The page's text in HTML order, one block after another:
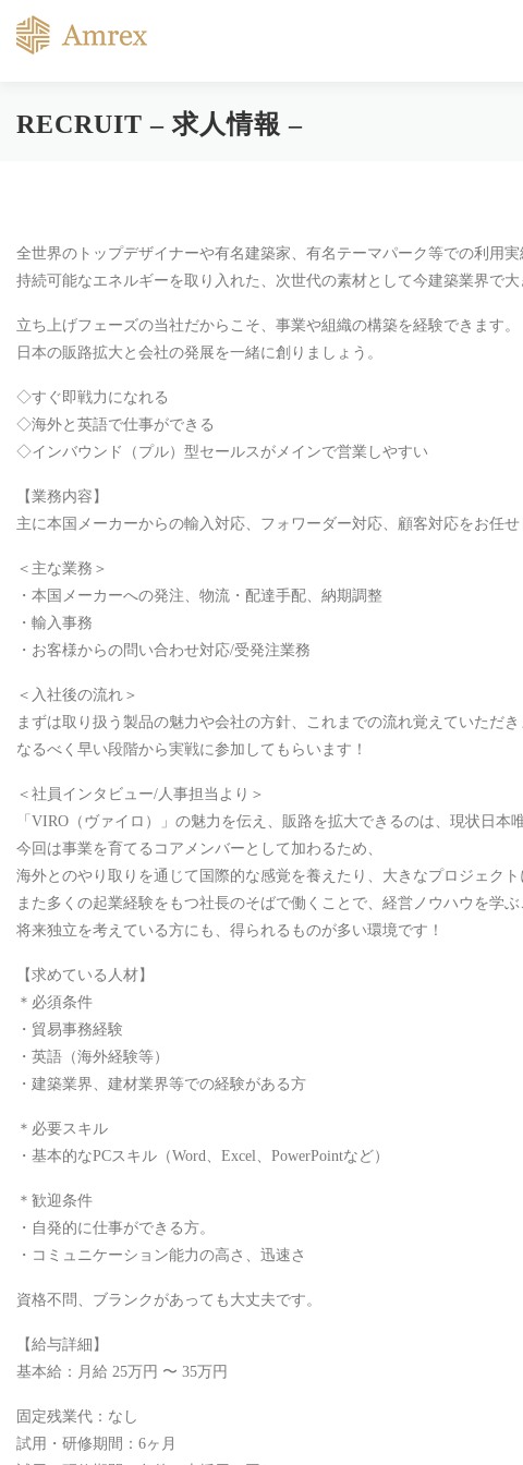
RECRUIT – 求人情報 –
全世界のトップデザイナーや有名建築家、有名テーマパーク等での利用
持続可能なエネルギーを取り入れた、次世代の素材として今建築業界で大
立ち上げフェーズの当社だからこそ、事業や組織の構築を経験できます。
日本の販路拡大と会社の発展を一緒に創りましょう。
◇すぐ即戦力になれる
◇海外と英語で仕事ができる
◇インバウンド（プル）型セールスがメインで営業しやすい
【業務内容】
主に本国メーカーからの輸入対応、フォワーダー対応、顧客対応をお任せ
＜主な業務＞
・本国メーカーへの発注、物流・配達手配、納期調整
・輸入事務
・お客様からの問い合わせ対応/受発注業務
＜入社後の流れ＞
まずは取り扱う製品の魅力や会社の方針、これまでの流れ覚えていただき
なるべく早い段階から実戦に参加してもらいます！
＜社員インタビュー/人事担当より＞
「VIRO（ヴァイロ）」の魅力を伝え、販路を拡大できるのは、現状日本
今回は事業を育てるコアメンバーとして加わるため、
海外とのやり取りを通じて国際的な感覚を養えたり、大きなプロジェクト
また多くの起業経験をもつ社長のそばで働くことで、経営ノウハウを学ぶ
将来独立を考えている方にも、得られるものが多い環境です！
【求めている人材】
＊必須条件
・貿易事務経験
・英語（海外経験等）
・建築業界、建材業界等での経験がある方
＊必要スキル
・基本的なPCスキル（Word、Excel、PowerPointなど）
＊歓迎条件
・自発的に仕事ができる方。
・コミュニケーション能力の高さ、迅速さ
資格不問、ブランクがあっても大丈夫です。
【給与詳細】
基本給：月給 25万円 〜 35万円
固定残業代：なし
試用・研修期間：6ヶ月